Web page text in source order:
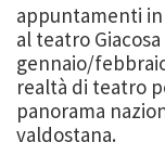
appuntamenti
al teatro
gennaio/
realtà di teatro
panorama
valdostana.